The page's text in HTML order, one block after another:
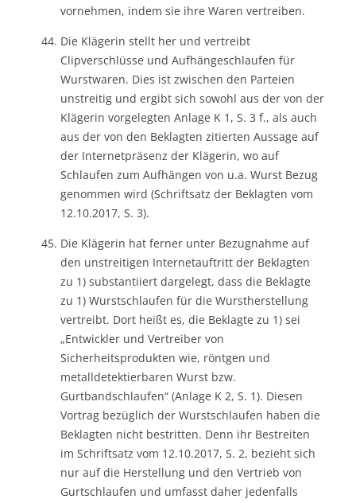
vornehmen, indem sie ihre Waren vertreiben.
Die Klägerin stellt her und vertreibt
Clipverschlüsse und Aufhängeschlaufen für
Wurstwaren. Dies ist zwischen den Parteien
unstreitig und ergibt sich sowohl aus der von der
Klägerin vorgelegten Anlage K 1, S. 3 f., als auch
aus der von den Beklagten zitierten Aussage auf
der Internetpräsenz der Klägerin, wo auf
Schlaufen zum Aufhängen von u.a. Wurst Bezug
genommen wird (Schriftsatz der Beklagten vom
12.10.2017, S. 3).
Die Klägerin hat ferner unter Bezugnahme auf
den unstreitigen Internetauftritt der Beklagten
zu 1) substantiiert dargelegt, dass die Beklagte
zu 1) Wurstschlaufen für die Wurstherstellung
vertreibt. Dort heißt es, die Beklagte zu 1) sei
„Entwickler und Vertreiber von
Sicherheitsprodukten wie, röntgen und
metalldetektierbaren Wurst bzw.
Gurtbandschlaufen“ (Anlage K 2, S. 1). Diesen
Vortrag bezüglich der Wurstschlaufen haben die
Beklagten nicht bestritten. Denn ihr Bestreiten
im Schriftsatz vom 12.10.2017, S. 2, bezieht sich
nur auf die Herstellung und den Vertrieb von
Gurtschlaufen und umfasst daher jedenfalls